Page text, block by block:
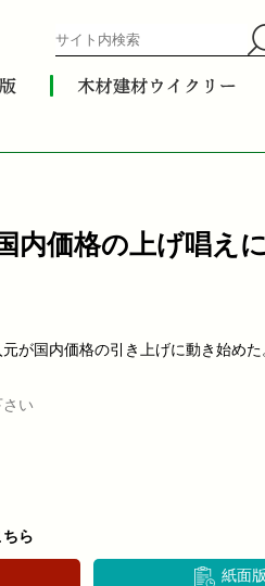
価格の上げ唱え
が国内価格の引き上げに動き始めた
い
ら
紙面